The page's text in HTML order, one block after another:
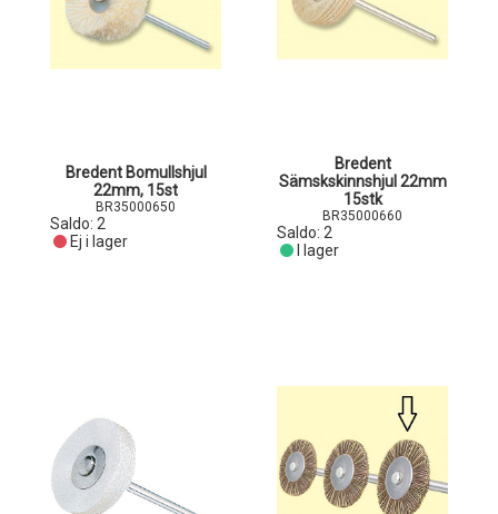
Bredent Bomullshjul
22mm, 15st
BR35000650
Saldo: 2
Ej i lager
Bredent
Sämskskinnshjul 22mm
15stk
BR35000660
Saldo: 2
I lager